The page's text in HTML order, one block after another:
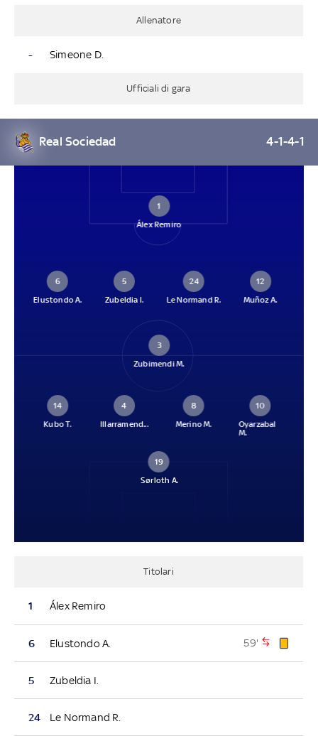
Allenatore
- Simeone D.
Ufficiali di gara
Real Sociedad 4-1-4-1
1
Álex Remiro
6
Elustondo A.
5
Zubeldia I.
24
Le Normand R.
12
Muñoz A.
3
Zubimendi M.
14
Kubo T.
4
Illarramend...
8
Merino M.
10
Oyarzabal
M.
19
Sørloth A.
Titolari
1 Álex Remiro
6 Elustondo A. 59'
5 Zubeldia I.
24 Le Normand R.